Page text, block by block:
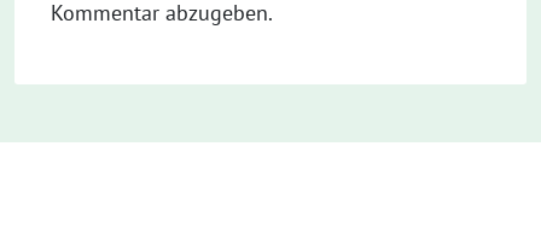
Kommentar abzugeben.